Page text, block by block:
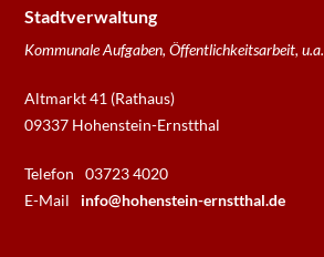
Stadtverwaltung
Kommunale Aufgaben, Öffentlichkeitsarbeit, u.a.
Altmarkt 41 (Rathaus)
09337 Hohenstein-Ernstthal
Telefon
03723 4020
E-Mail
info@hohenstein-ernstthal.de